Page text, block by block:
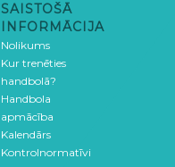
SAISTOŠĀ
INFORMĀCIJA
Nolikums
Kur trenēties
handbolā?
Handbola
apmācība
Kalendārs
Kontrolnormatīvi